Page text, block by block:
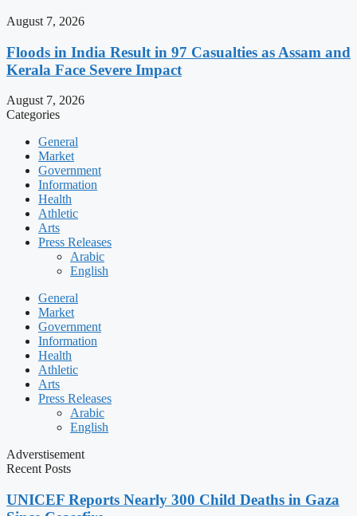
August 7, 2026
Floods in India Result in 97 Casualties as Assam and
Kerala Face Severe Impact
August 7, 2026
Categories
General
Market
Government
Information
Health
Athletic
Arts
Press Releases
Arabic
English
General
Market
Government
Information
Health
Athletic
Arts
Press Releases
Arabic
English
Adverstisement
Recent Posts
UNICEF Reports Nearly 300 Child Deaths in Gaza